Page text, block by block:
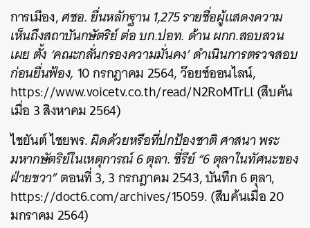
การเมือง,ศชอ. ยื่นหลักฐาน 1,275 รายชื่อผู้แสดงความ
เห็นถึงสถาบันกษัตริย์ ต่อ บก.ปอท. ด้าน ผกก.สอบสวน
เผย ตั้ง ‘คณะกลั่นกรองความมั่นคง’ ดำเนินการตรวจสอบ
ก่อนยื่นฟ้อง, 10 กรกฎาคม 2564, ว๊อยซ์ออนไลน์,
https://www.voicetv.co.th/read/N2RoMTrLl (สืบค้น
เมื่อ 3 สิงหาคม 2564)
ไชยันต์ ไชยพร.ผิดด้วยหรือที่ปกป้องชาติ ศาสนา พระ
มหากษัตริย์ในเหตุการณ์ 6 ตุลา. ซี่รีย์ “6 ตุลาในทัศนะของ
ฝ่ายขวา”ตอนที่ 3, 3 กรกฎาคม 2543, บันทึก 6 ตุลา,
https://doct6.com/archives/15059. (สืบค้นเมื่อ 20
มกราคม 2564)